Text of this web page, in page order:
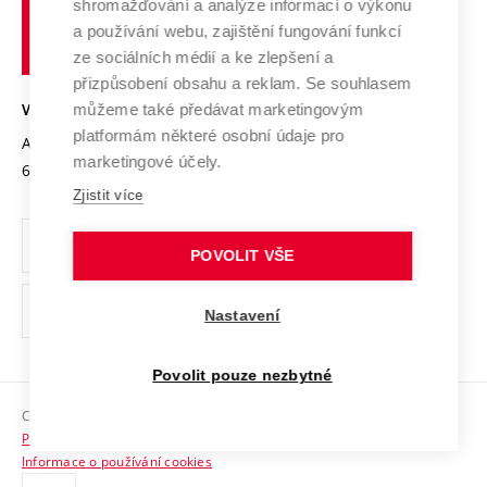
Transfer znalostí
Open Science
Projekty
Projekty ze strukturálních fondů
Specifický výzkum
Mezinárodní dohody
Univerzitní sítě
Udržitelná univerzita
Podnikavá univerzita / ContriBUTe
Bezpečná univerzita
Vyznamenání
Organizační struktura
Ochrana osobních údajů
odkaz)
Sociální bezpečí
HR Award
učení
technické
Brně
VYSOKÉ UČENÍ TECHNICKÉ V BRNĚ
Antonínská 548/1
602 00 Brno
www.vut.cz
vut@vutbr.cz
Copyright © 2026 VUT
Prohlášení o přístupnosti
Informace o používání cookies
shromažďování a analýze informací o výkonu
a používání webu, zajištění fungování funkcí
ze sociálních médií a ke zlepšení a
přizpůsobení obsahu a reklam. Se souhlasem
můžeme také předávat marketingovým
platformám některé osobní údaje pro
marketingové účely.
Zjistit více
POVOLIT VŠE
Nastavení
Povolit pouze nezbytné